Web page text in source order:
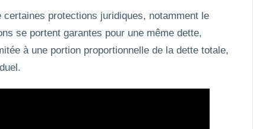
protections juridiques, notamment le
se portent garantes pour une même dette,
à une portion proportionnelle de la dette totale,